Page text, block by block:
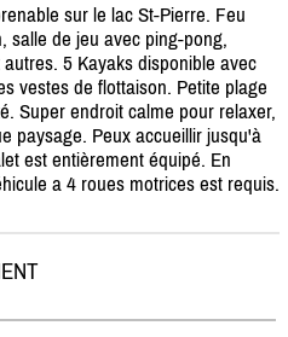
sur le lac St-Pierre. Feu
salle de jeu avec ping-pong,
5 Kayaks disponible avec
vestes de flottaison. Petite plage
Super endroit calme pour relaxer,
paysage. Peux accueillir jusqu'à
est entièrement équipé. En
a 4 roues motrices est requis.